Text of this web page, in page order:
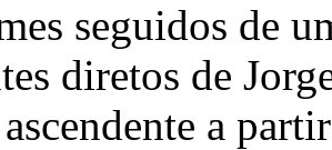
seguidos de
diretos de
a